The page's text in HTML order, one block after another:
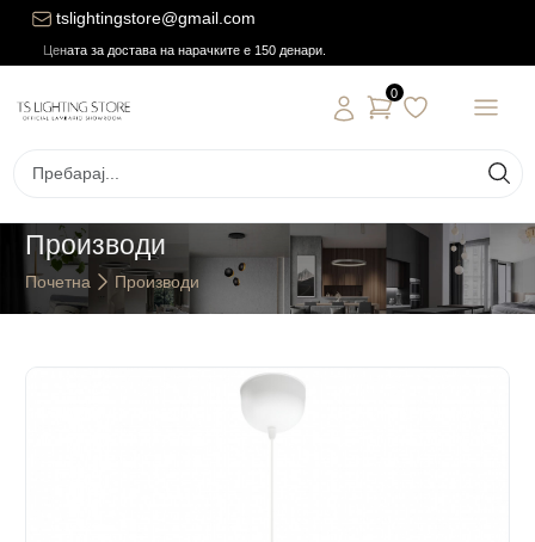
tslightingstore@gmail.com
Цената за достава на нарачките е 150 денари.
0
Производи
Почетна Производи